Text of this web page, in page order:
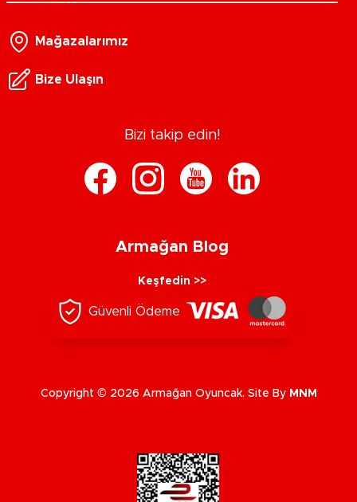
Mağazalarımız
Bize Ulaşın
Bizi takip edin!
Armağan Blog
Keşfedin >>
Güvenli Ödeme
Copyright © 2026 Armağan Oyuncak. Site By MNM